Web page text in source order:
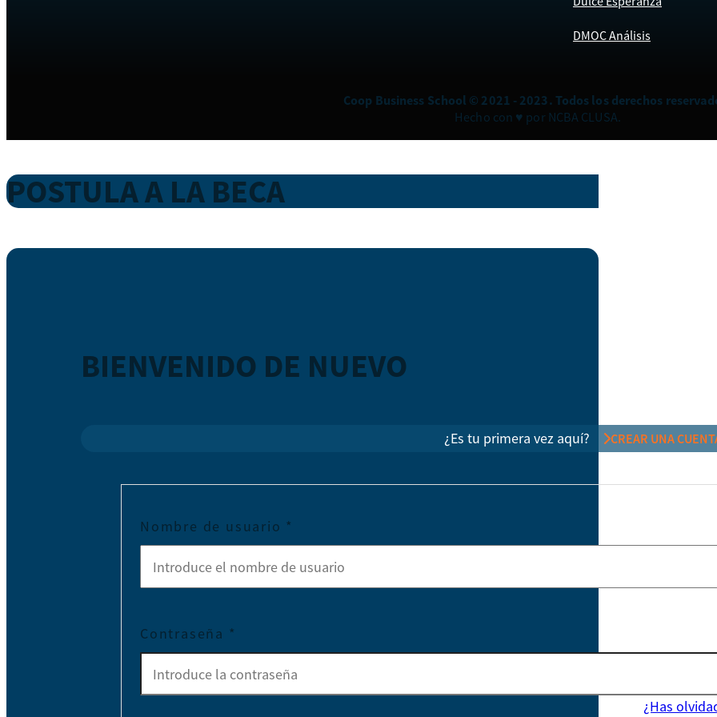
DMOC Análisis
Coop Business School © 2021 - 2023. Todos los derechos
Hecho con ♥ por NCBA CLUSA.
POSTULA A LA BECA
BIENVENIDO DE NUEVO
¿Es tu primera vez aquí? CREAR UNA
Nombre de usuario *
Contraseña *
¿Has